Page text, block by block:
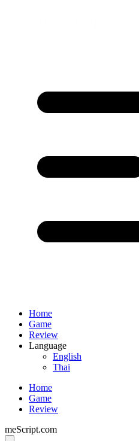
Home
Game
Review
Language
English
Thai
Home
Game
Review
meScript.com